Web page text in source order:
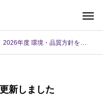
2026年度 環境・品質方針を更新しました
新しました